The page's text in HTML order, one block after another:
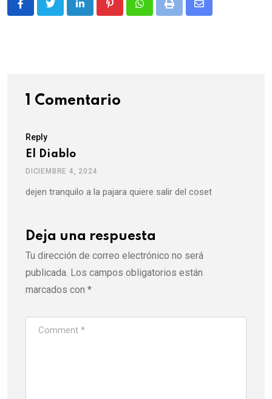
LinkedInPinterestWhatsappPrint
Share
1 Comentario
Reply
El Diablo
DICIEMBRE 4, 2024
dejen tranquilo a la pajara quiere salir del coset
Deja una respuesta
Tu dirección de correo electrónico no será
publicada. Los campos obligatorios están
marcados con *